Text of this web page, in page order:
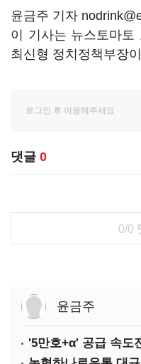
윤금주 기자
이 기사는 뉴스토마
최신형 정치정책부장
댓글 0
0/0
윤금주
'5만호+α' 공급 속도